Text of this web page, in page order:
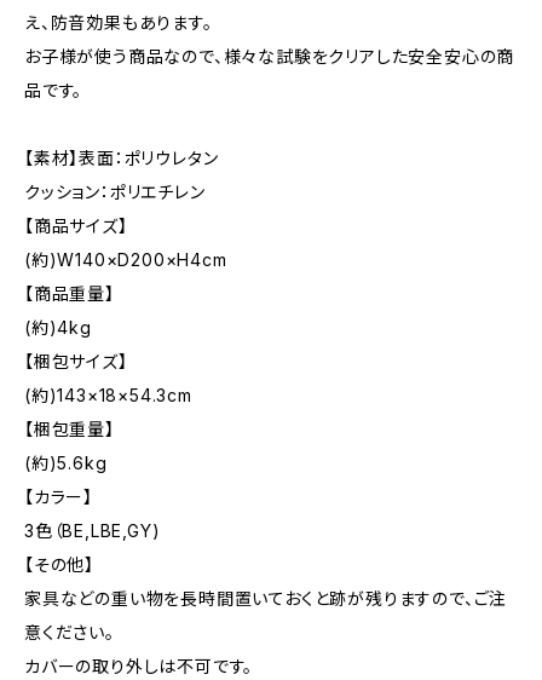
え、防音効果もあります。
お子様が使う商品なので、様々な試験をクリアした安全安心の商
品です。
【素材】表面：ポリウレタン
クッション：ポリエチレン
【商品サイズ】
(約)W140×D200×H4cm
【商品重量】
(約)4kg
【梱包サイズ】
(約)143×18×54.3cm
【梱包重量】
(約)5.6kg
【カラー】
3色（BE,LBE,GY)
【その他】
家具などの重い物を長時間置いておくと跡が残りますので、ご注
意ください。
カバーの取り外しは不可です。